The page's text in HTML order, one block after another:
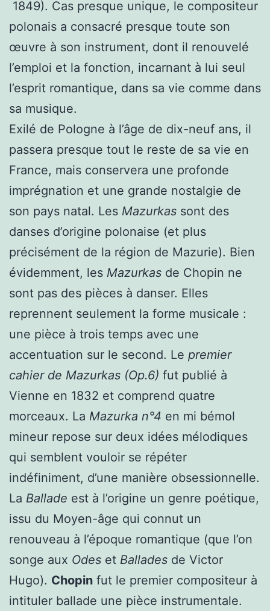
1849). Cas presque unique, le compositeur
polonais a consacré presque toute son
œuvre à son instrument, dont il renouvelé
l’emploi et la fonction, incarnant à lui seul
l’esprit romantique, dans sa vie comme dans
sa musique.
Exilé de Pologne à l’âge de dix-neuf ans, il
passera presque tout le reste de sa vie en
France, mais conservera une profonde
imprégnation et une grande nostalgie de
son pays natal. Les Mazurkas sont des
danses d’origine polonaise (et plus
précisément de la région de Mazurie). Bien
évidemment, les Mazurkas de Chopin ne
sont pas des pièces à danser. Elles
reprennent seulement la forme musicale :
une pièce à trois temps avec une
accentuation sur le second. Le premier
cahier de Mazurkas (Op.6) fut publié à
Vienne en 1832 et comprend quatre
morceaux. La Mazurka n°4 en mi bémol
mineur repose sur deux idées mélodiques
qui semblent vouloir se répéter
indéfiniment, d’une manière obsessionnelle.
La Ballade est à l’origine un genre poétique,
issu du Moyen-âge qui connut un
renouveau à l’époque romantique (que l’on
songe aux Odes et Ballades de Victor
Hugo). Chopin fut le premier compositeur à
intituler ballade une pièce instrumentale.